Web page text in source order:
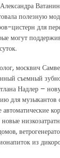
Александра
полезную
цистерн для
могут
москвич
съемный
Надлер –
для
из